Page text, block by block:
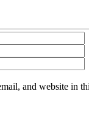
and website in